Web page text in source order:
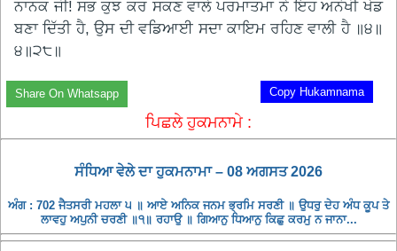
ਨਾਨਕ ਜੀ! ਸਭ ਕੁਝ ਕਰ ਸਕਣ ਵਾਲੇ ਪਰਮਾਤਮਾ ਨੇ ਇਹ ਅਨੋਖੀ ਖੇਡ
ਬਣਾ ਦਿੱਤੀ ਹੈ, ਉਸ ਦੀ ਵਡਿਆਈ ਸਦਾ ਕਾਇਮ ਰਹਿਣ ਵਾਲੀ ਹੈ ॥੪॥
੪॥੨੮॥
Copy Hukamnama
Share On Whatsapp
ਪਿਛਲੇ ਹੁਕਮਨਾਮੇ :
ਸੰਧਿਆ ਵੇਲੇ ਦਾ ਹੁਕਮਨਾਮਾ – 08 ਅਗਸਤ 2026
ਅੰਗ : 702 ਜੈਤਸਰੀ ਮਹਲਾ ੫ ॥ ਆਏ ਅਨਿਕ ਜਨਮ ਭ੍ਰਮਿ ਸਰਣੀ ॥ ਉਧਰੁ ਦੇਹ ਅੰਧ ਕੂਪ ਤੇ
ਲਾਵਹੁ ਅਪੁਨੀ ਚਰਣੀ ॥੧॥ ਰਹਾਉ ॥ ਗਿਆਨੁ ਧਿਆਨੁ ਕਿਛੁ ਕਰਮੁ ਨ ਜਾਨਾ...